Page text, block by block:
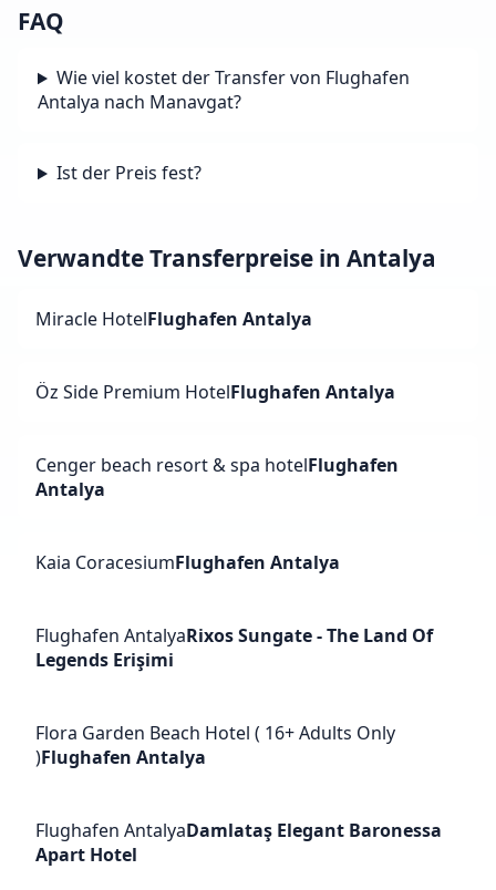
FAQ
Wie viel kostet der Transfer von Flughafen
Antalya nach Manavgat?
Ist der Preis fest?
Verwandte Transferpreise in Antalya
Miracle HotelFlughafen Antalya
Öz Side Premium HotelFlughafen Antalya
Cenger beach resort & spa hotelFlughafen
Antalya
Kaia CoracesiumFlughafen Antalya
Flughafen AntalyaRixos Sungate - The Land Of
Legends Erişimi
Flora Garden Beach Hotel ( 16+ Adults Only
)Flughafen Antalya
Flughafen AntalyaDamlataş Elegant Baronessa
Apart Hotel